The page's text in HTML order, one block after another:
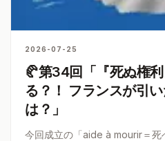
2026-07-25
🥐第34回「『死ぬ権
る？！ フランスが引
は？」
今回成立の「aide à mourir＝死